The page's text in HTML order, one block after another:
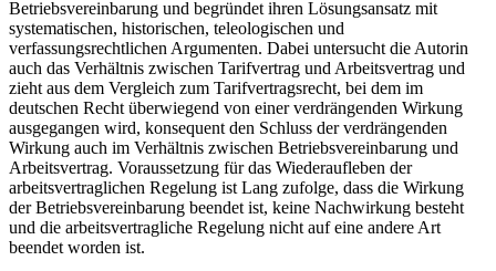
Betriebsvereinbarung und begründet ihren Lösungsansatz mit
systematischen, historischen, teleologischen und
verfassungsrechtlichen Argumenten. Dabei untersucht die Autorin
auch das Verhältnis zwischen Tarifvertrag und Arbeitsvertrag und
zieht aus dem Vergleich zum Tarifvertragsrecht, bei dem im
deutschen Recht überwiegend von einer verdrängenden Wirkung
ausgegangen wird, konsequent den Schluss der verdrängenden
Wirkung auch im Verhältnis zwischen Betriebsvereinbarung und
Arbeitsvertrag. Voraussetzung für das Wiederaufleben der
arbeitsvertraglichen Regelung ist Lang zufolge, dass die Wirkung
der Betriebsvereinbarung beendet ist, keine Nachwirkung besteht
und die arbeitsvertragliche Regelung nicht auf eine andere Art
beendet worden ist.